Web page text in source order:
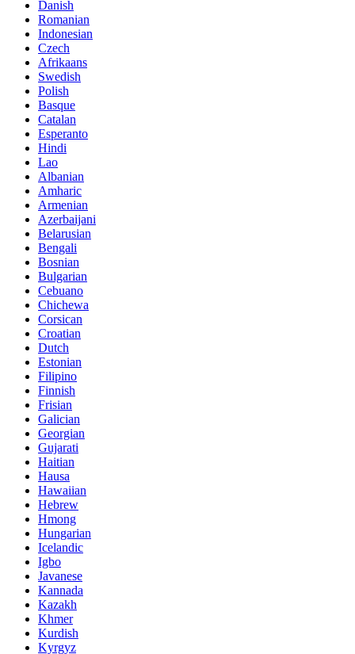
Danish
Romanian
Indonesian
Czech
Afrikaans
Swedish
Polish
Basque
Catalan
Esperanto
Hindi
Lao
Albanian
Amharic
Armenian
Azerbaijani
Belarusian
Bengali
Bosnian
Bulgarian
Cebuano
Chichewa
Corsican
Croatian
Dutch
Estonian
Filipino
Finnish
Frisian
Galician
Georgian
Gujarati
Haitian
Hausa
Hawaiian
Hebrew
Hmong
Hungarian
Icelandic
Igbo
Javanese
Kannada
Kazakh
Khmer
Kurdish
Kyrgyz